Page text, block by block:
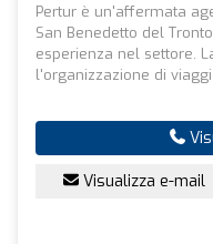
Pertur è un'affermata
San Benedetto del
esperienza nel settore.
l'organizzazione di
Visualizza e-mail